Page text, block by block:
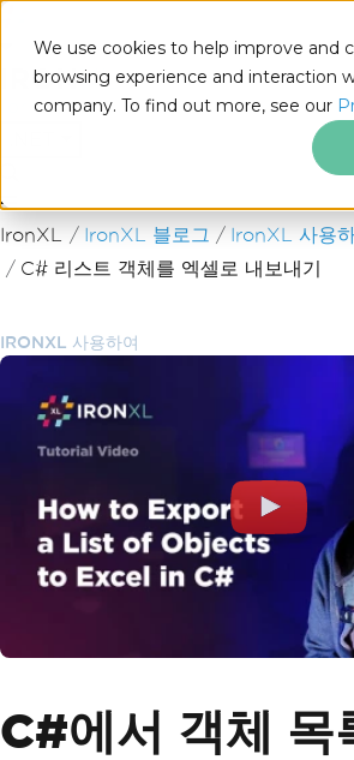
We use cookies to help improve and
browsing experience and interaction
company. To find out more, see our
푸터 콘텐츠로 바로가기
IronXL IronXL 블로그
IronXL 사용
C# 리스트 객체를 엑셀로 내보내기
IRONXL 사용하여
C#에서 객체 목